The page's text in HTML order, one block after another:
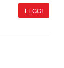
LEGGI